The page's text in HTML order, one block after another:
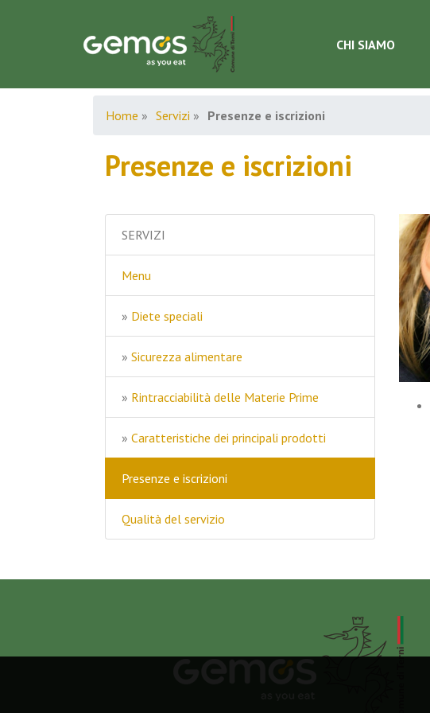
CHI SIAMO
Home » Servizi » Presenze e iscrizioni
Presenze e iscrizioni
SERVIZI
Menu
» Diete speciali
» Sicurezza alimentare
» Rintracciabilità delle Materie Prime
» Caratteristiche dei principali prodotti
Presenze e iscrizioni
Qualità del servizio